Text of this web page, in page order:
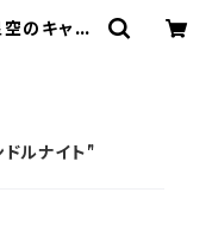
のキャン
ルナイト"